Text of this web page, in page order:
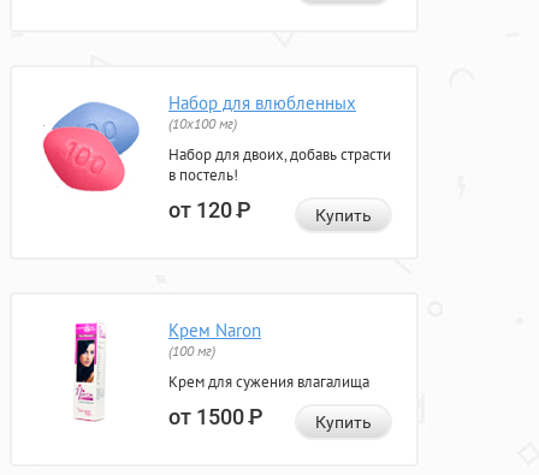
Набор для влюбленных
(10х100 мг)
Набор для двоих, добавь страсти
в постель!
от 120Р Купить
Крем Naron
(100 мг)
Крем для сужения влагалища
от 1500Р Купить